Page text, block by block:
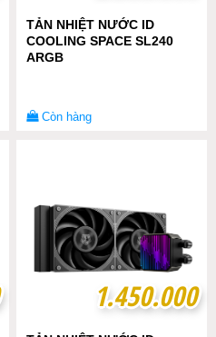
TẢN NHIỆT NƯỚC ID
COOLING SPACE SL240
ARGB
Còn hàng
1.450.000
1.450.000